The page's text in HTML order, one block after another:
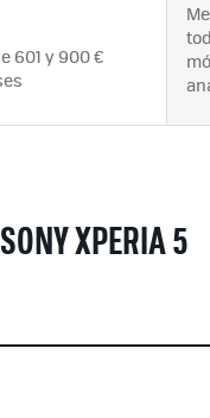
601 y 900 €
XPERIA 5